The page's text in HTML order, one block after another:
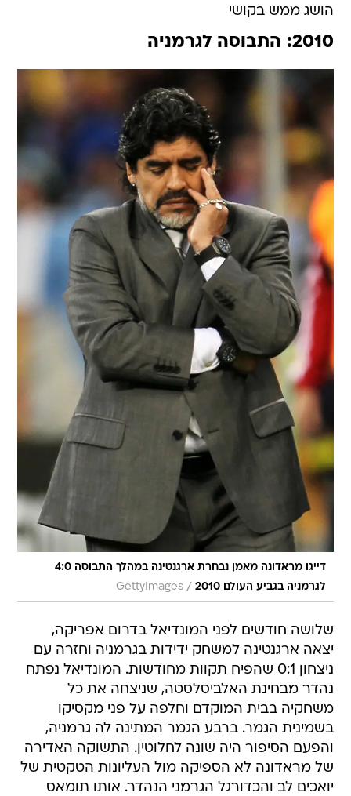
הושג ממש בקושי
2010: התבוסה לגרמניה
דייגו מראדונה מאמן נבחרת ארגנטינה במהלך התבוסה 4:0
לגרמניה בגביע העולם 2010
/
GettyImages
שלושה חודשים לפני המונדיאל בדרום אפריקה,
יצאה ארגנטינה למשחק ידידות בגרמניה וחזרה עם
ניצחון 0:1 שהפיח תקוות מחודשות. המונדיאל נפתח
נהדר מבחינת האלביסלסטה, שניצחה את כל
משחקיה בבית המוקדם וחלפה על פני מקסיקו
בשמינית הגמר. ברבע הגמר המתינה לה גרמניה,
והפעם הסיפור היה שונה לחלוטין. התשוקה האדירה
של מראדונה לא הספיקה מול העליונות הטקטית של
יואכים לב והכדורגל הגרמני הנהדר. אותו תומאס